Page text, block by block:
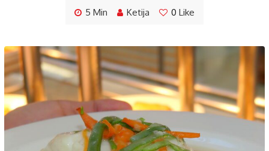
5 Min Ketija 0 Like